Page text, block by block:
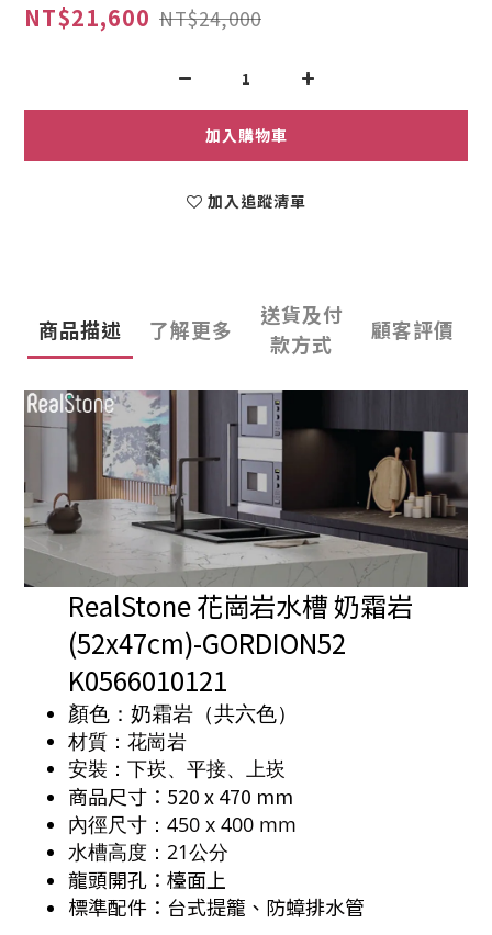
NT$21,600 NT$24,000
加入購物車
加入追蹤清單
商品描述 了解更多
送貨及付
款方式
顧客評價
RealStone 花崗岩水槽 奶霜岩
(52x47cm)-GORDION52
K0566010121
顏色：奶霜岩（共六色）
材質：花崗岩
安裝：下崁、平接、上崁
商品尺寸：520 x 470 mm
內徑尺寸：450 x 400 mm
水槽高度：21公分
龍頭開孔：檯面上
標準配件：台式提籠、防蟑排水管